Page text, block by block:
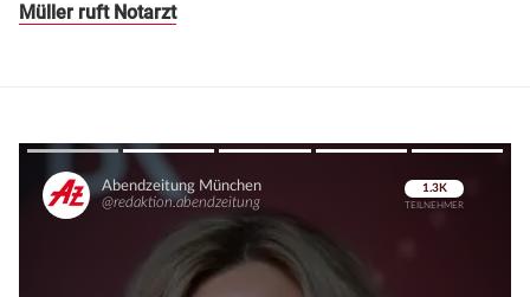
Müller ruft Notarzt
Überspringen